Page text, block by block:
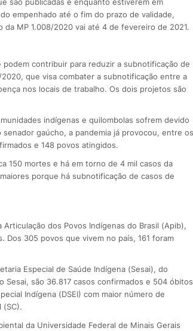
são publicadas e enquanto estiverem em
empenhado até o fim do prazo de validade,
da MP 1.008/2020 vai até 4 de fevereiro de 2021.
contribuir para reduzir a subnotificação de
que visa combater a subnotificação entre a
nos locais de trabalho. Os dois projetos são
indígenas e quilombolas sofrem devido
gaúcho, a pandemia já provocou, entre os
e 148 povos atingidos.
150 mortes e há em torno de 4 mil casos da
porque há subnotificação de casos de
dos Povos Indígenas do Brasil (Apib),
305 povos que vivem no país, 161 foram
Especial de Saúde Indígena (Sesai), do
Sesai, são 36.817 casos confirmados e 504
Indígena (DSEI) com maior número de
(SC).
da Universidade Federal de Minais Gerais